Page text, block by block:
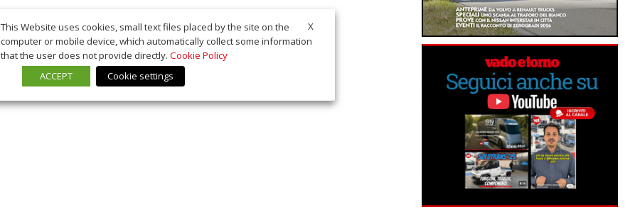
X
This Website uses cookies, small text files placed by the site on the
computer or mobile device, which automatically collect some information
that the user does not provide directly. Cookie Policy
ACCEPT
Cookie settings